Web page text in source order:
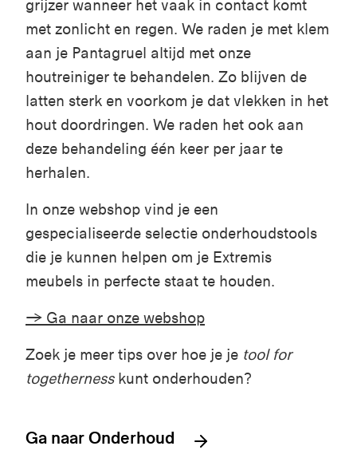
grijzer wanneer het vaak in contact komt
met zonlicht en regen. We raden je met klem
aan je Pantagruel altijd met onze
houtreiniger te behandelen. Zo blijven de
latten sterk en voorkom je dat vlekken in het
hout doordringen. We raden het ook aan
deze behandeling één keer per jaar te
herhalen.
In onze webshop vind je een
gespecialiseerde selectie onderhoudstools
die je kunnen helpen om je Extremis
meubels in perfecte staat te houden.
→ Ga naar onze webshop
Zoek je meer tips over hoe je je tool for
togethernesskunt onderhouden?
Ga naar Onderhoud